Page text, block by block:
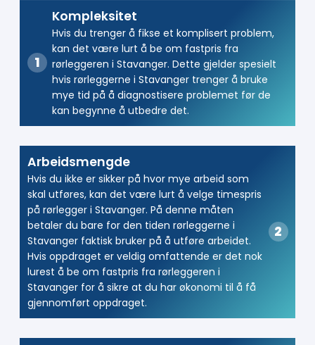
Kompleksitet
Hvis du trenger å fikse et komplisert problem,
kan det være lurt å be om fastpris fra
rørleggeren i Stavanger. Dette gjelder spesielt
hvis rørleggerne i Stavanger trenger å bruke
mye tid på å diagnostisere problemet før de
kan begynne å utbedre det.
Arbeidsmengde
Hvis du ikke er sikker på hvor mye arbeid som
skal utføres, kan det være lurt å velge timespris
på rørlegger i Stavanger. På denne måten
betaler du bare for den tiden rørleggerne i
Stavanger faktisk bruker på å utføre arbeidet.
Hvis oppdraget er veldig omfattende er det nok
lurest å be om fastpris fra rørleggeren i
Stavanger for å sikre at du har økonomi til å få
gjennomført oppdraget.